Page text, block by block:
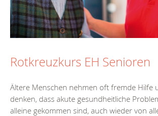
Rotkreuzkurs EH Senioren
Ältere Menschen nehmen oft fremde Hilfe
denken, dass akute gesundheitliche
alleine gekommen sind, auch wieder von